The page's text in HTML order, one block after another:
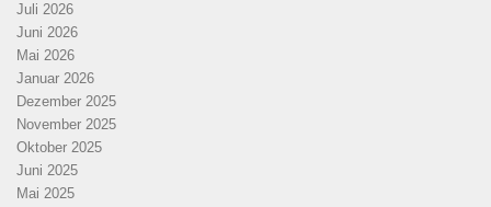
Juli 2026
Juni 2026
Mai 2026
Januar 2026
Dezember 2025
November 2025
Oktober 2025
Juni 2025
Mai 2025